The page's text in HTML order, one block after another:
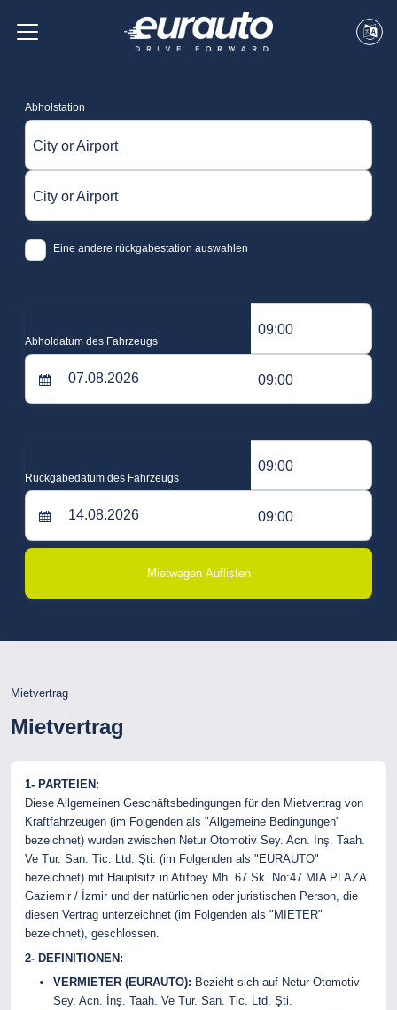
Abholstation
City or Airport
City or Airport
Eine andere rückgabestation auswahlen
Abholdatum des Fahrzeugs
09:00
09:00
Rückgabedatum des Fahrzeugs
09:00
09:00
Mietwagen Auflisten
Mietvertrag
Mietvertrag
1- PARTEIEN:
Diese Allgemeinen Geschäftsbedingungen für den Mietvertrag von
Kraftfahrzeugen (im Folgenden als "Allgemeine Bedingungen"
bezeichnet) wurden zwischen Netur Otomotiv Sey. Acn. İnş. Taah.
Ve Tur. San. Tic. Ltd. Şti. (im Folgenden als "EURAUTO"
bezeichnet) mit Hauptsitz in Atıfbey Mh. 67 Sk. No:47 MIA PLAZA
Gaziemir / İzmir und der natürlichen oder juristischen Person, die
diesen Vertrag unterzeichnet (im Folgenden als "MIETER"
bezeichnet), geschlossen.
2- DEFINITIONEN:
VERMIETER (EURAUTO): Bezieht sich auf Netur Otomotiv
Sey. Acn. İnş. Taah. Ve Tur. San. Tic. Ltd. Şti.